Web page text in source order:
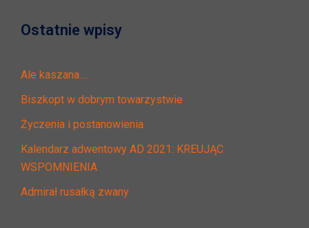
Ostatnie wpisy
Ale kaszana….
Biszkopt w dobrym towarzystwie
Życzenia i postanowienia
Kalendarz adwentowy AD 2021: KREUJĄC
WSPOMNIENIA
Admirał rusałką zwany